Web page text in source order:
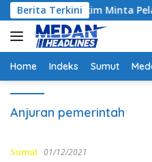
Langsung
ke
konten
Berita Terkini
Hakim Minta Pelapor
Home Indeks Sumut
Anjuran pemerintah
Sumut 01/12/2021